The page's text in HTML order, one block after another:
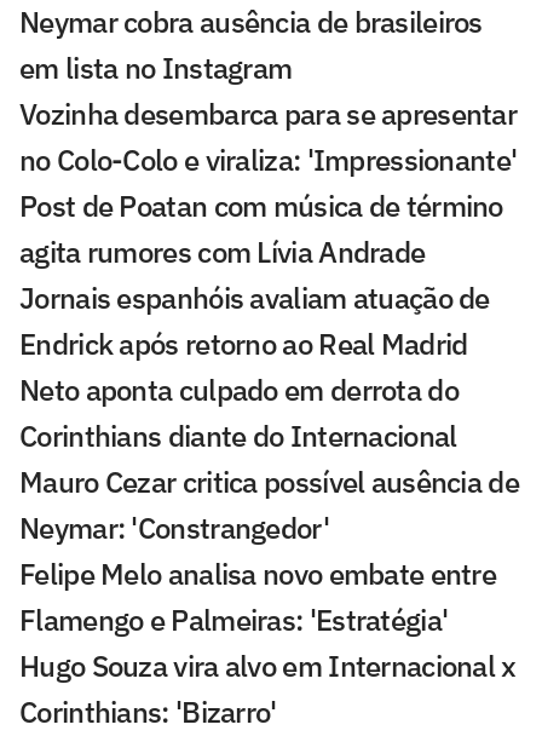
Neymar cobra ausência de brasileiros
em lista no Instagram
Vozinha desembarca para se apresentar
no Colo-Colo e viraliza: 'Impressionante'
Post de Poatan com música de término
agita rumores com Lívia Andrade
Jornais espanhóis avaliam atuação de
Endrick após retorno ao Real Madrid
Neto aponta culpado em derrota do
Corinthians diante do Internacional
Mauro Cezar critica possível ausência de
Neymar: 'Constrangedor'
Felipe Melo analisa novo embate entre
Flamengo e Palmeiras: 'Estratégia'
Hugo Souza vira alvo em Internacional x
Corinthians: 'Bizarro'